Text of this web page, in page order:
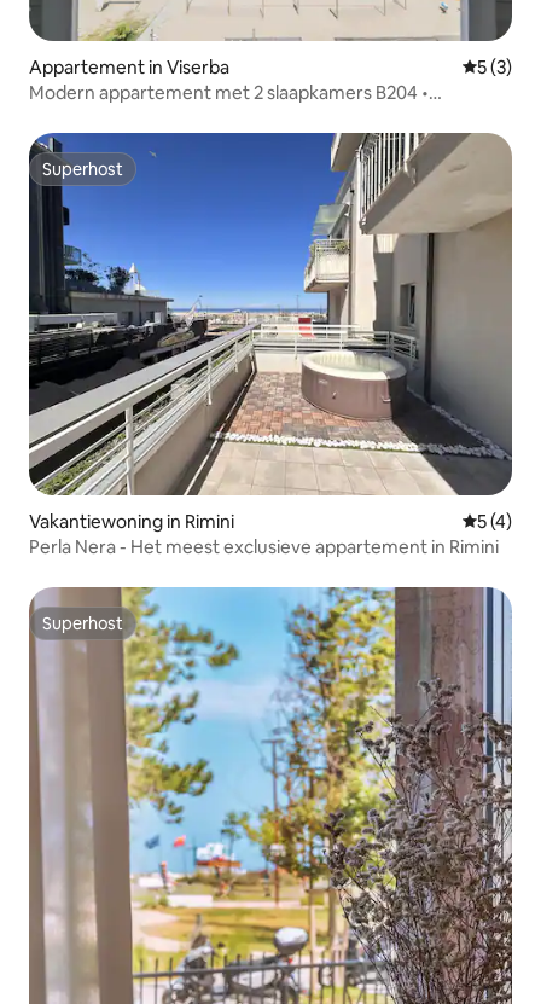
Appartement in Viserba
5 (3)
Modern appartement met 2 slaapkamers B204 •
Superhost
Superhost
Vakantiewoning in Rimini
5 (4)
Perla Nera - Het meest exclusieve appartement in Rimini
Superhost
Superhost